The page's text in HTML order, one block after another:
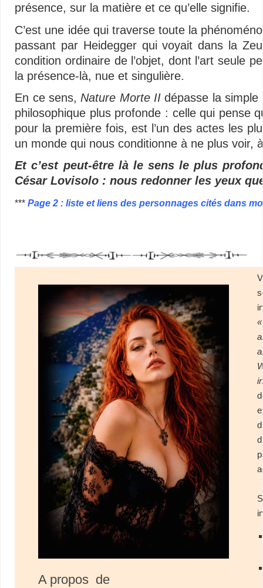
présence, sur la matière et ce qu’elle signifie.
C’est une idée qui traverse toute la
passant par Heidegger qui voyait dans la
condition ordinaire de l’objet, dont l’art seule
la présence-là, nue et singulière.
En ce sens, Nature Morte IIdépasse la simple
philosophique plus profonde : celle qui pense
pour la première fois, est l’un des actes les
un monde qui nous conditionne à ne plus voir,
Et c’est peut-être là le sens le plus
César Lovisolo : nous redonner les yeux
***Page 2 : liste et liens des personnages cités dans
A propos de